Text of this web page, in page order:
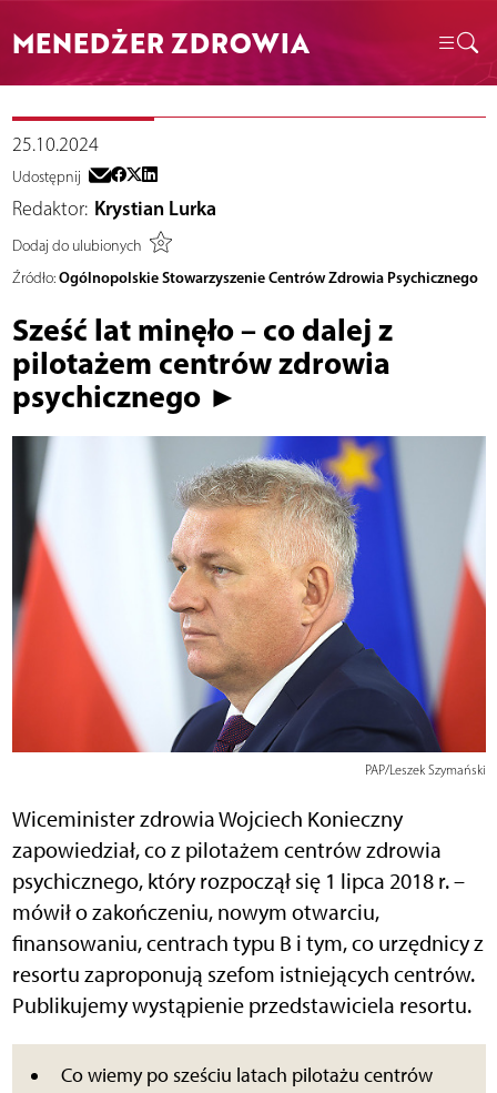
MENEDŻER ZDROWIA
25.10.2024
Udostępnij
Redaktor: Krystian Lurka
Dodaj do ulubionych
Źródło: Ogólnopolskie Stowarzyszenie Centrów Zdrowia Psychicznego
Sześć lat minęło – co dalej z
pilotażem centrów zdrowia
psychicznego ►
PAP/Leszek Szymański
Wiceminister zdrowia Wojciech Konieczny
zapowiedział, co z pilotażem centrów zdrowia
psychicznego, który rozpoczął się 1 lipca 2018 r. –
mówił o zakończeniu, nowym otwarciu,
finansowaniu, centrach typu B i tym, co urzędnicy z
resortu zaproponują szefom istniejących centrów.
Publikujemy wystąpienie przedstawiciela resortu.
Co wiemy po sześciu latach pilotażu centrów